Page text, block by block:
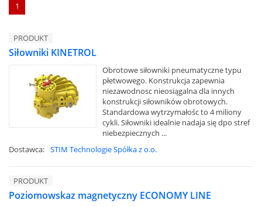
1
PRODUKT
Siłowniki KINETROL
Obrotowe siłowniki pneumatyczne typu
płetwowego. Konstrukcja zapewnia
niezawodnosc nieosiągalna dla innych
konstrukcji siłowników obrotowych.
Standardowa wytrzymałośc to 4 miliony
cykli. Siłowniki idealnie nadaja się dpo stref
niebezpiecznych ...
Dostawca: STIM Technologie Spółka z o.o.
PRODUKT
Poziomowskaz magnetyczny ECONOMY LINE